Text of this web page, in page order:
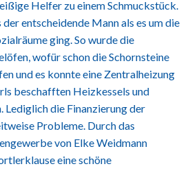
Helfer zu einem Schmuckstück.
entscheidende Mann als es um die
ging. So wurde die
wofür schon die Schornsteine
und es konnte eine Zentralheizung
beschafften Heizkessels und
die Finanzierung der
Probleme. Durch das
von Elke Weidmann
eine schöne